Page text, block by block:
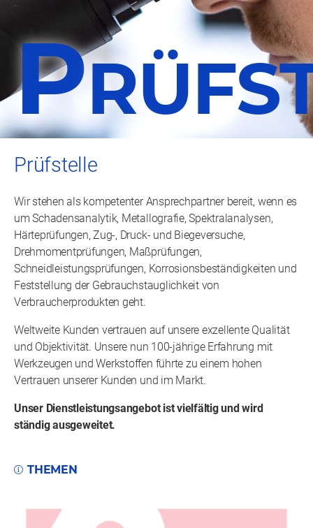
Partner und Kunden weltweit
Historie
Akkreditierung / Zulassung
P
Prüfstelle
Wir stehen als kompetenter Ansprechpartner bereit, wenn es
um Schadensanalytik, Metallografie, Spektralanalysen,
Härteprüfungen, Zug-, Druck- und Biegeversuche,
Drehmomentprüfungen, Maßprüfungen,
Schneidleistungsprüfungen, Korrosionsbeständigkeiten und
Feststellung der Gebrauchstauglichkeit von
Verbraucherprodukten geht.
Weltweite Kunden vertrauen auf unsere exzellente Qualität
und Objektivität. Unsere nun 100-jährige Erfahrung mit
Werkzeugen und Werkstoffen führte zu einem hohen
Vertrauen unserer Kunden und im Markt.
Unser Dienstleistungsangebot ist vielfältig und wird
ständig ausgeweitet.
THEMEN